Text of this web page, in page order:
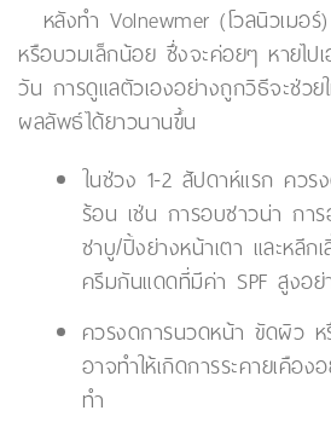
หลังทำ Volnewmer (โวลนิวเมอ
หรือบวมเล็กน้อย ซึ่งจะค่อยๆ หายไปเ
วัน การดูแลตัวเองอย่างถูกวิธีจะช่วย
ผลลัพธ์ได้ยาวนานขึ้น
ในช่วง 1-2 สัปดาห์แรก ควร
ร้อน เช่น การอบซาวน่า กา
ชาบู/ปิ้งย่างหน้าเตา และหลี
ครีมกันแดดที่มีค่า SPF สูงอย่
ควรงดการนวดหน้า ขัดผิว
อาจทำให้เกิดการระคายเคือ
ทำ